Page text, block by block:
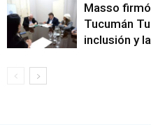
Masso
Tucumán
inclusión y